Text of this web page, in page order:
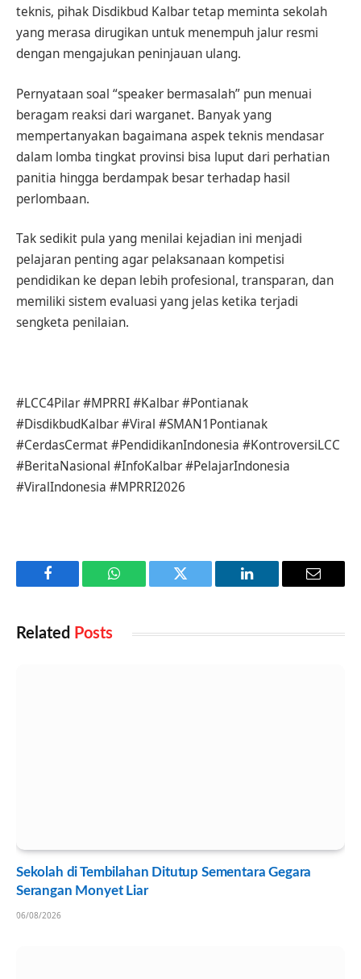
teknis, pihak Disdikbud Kalbar tetap meminta sekolah
yang merasa dirugikan untuk menempuh jalur resmi
dengan mengajukan peninjauan ulang.
Pernyataan soal “speaker bermasalah” pun menuai
beragam reaksi dari warganet. Banyak yang
mempertanyakan bagaimana aspek teknis mendasar
dalam lomba tingkat provinsi bisa luput dari perhatian
panitia hingga berdampak besar terhadap hasil
perlombaan.
Tak sedikit pula yang menilai kejadian ini menjadi
pelajaran penting agar pelaksanaan kompetisi
pendidikan ke depan lebih profesional, transparan, dan
memiliki sistem evaluasi yang jelas ketika terjadi
sengketa penilaian.
#LCC4Pilar #MPRRI #Kalbar #Pontianak
#DisdikbudKalbar #Viral #SMAN1Pontianak
#CerdasCermat #PendidikanIndonesia #KontroversiLCC
#BeritaNasional #InfoKalbar #PelajarIndonesia
#ViralIndonesia #MPRRI2026
Facebook WhatsApp Twitter LinkedIn Email
Related Posts
Sekolah di Tembilahan Ditutup Sementara Gegara
Serangan Monyet Liar
06/08/2026